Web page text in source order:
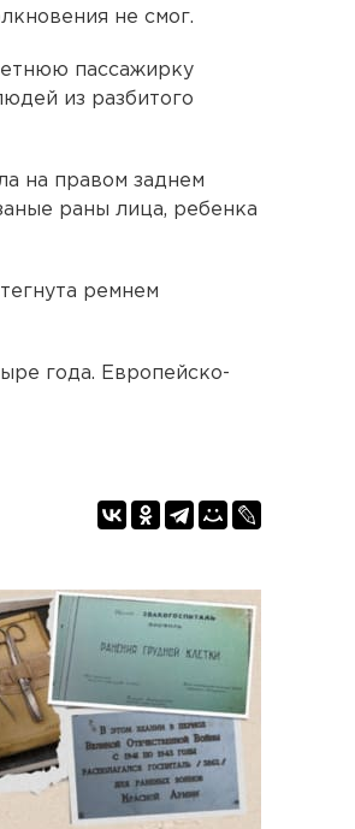
не смог.
пассажирку
из разбитого
на правом заднем
раны лица, ребенка
ремнем
года. Европейско-